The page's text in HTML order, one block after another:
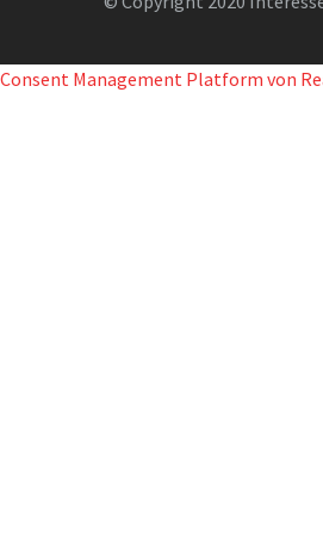
Consent Management Platform von